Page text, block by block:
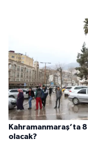
Kahramanmaraş’ta
olacak?